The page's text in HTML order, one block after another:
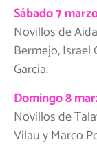
Sábado 7
Novillos de
Bermejo, Israel
García.
Domingo 8
Novillos de
Vilau y Marco